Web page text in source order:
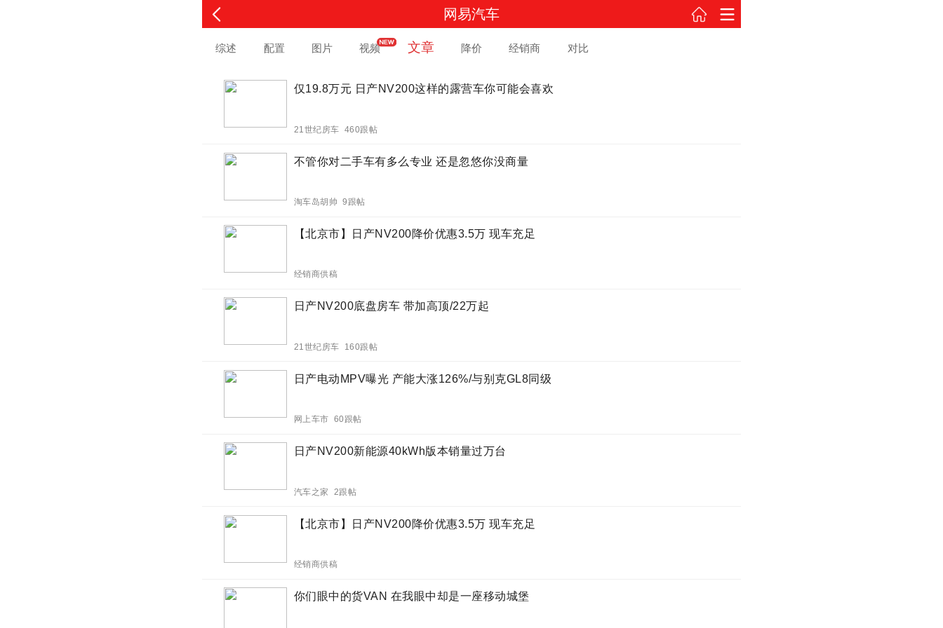
网易汽车
综述 配置 图片 视频 文章 降价 经销商 对比
仅19.8万元 日产NV200这样的露营车你可能会喜欢
21世纪房车 460跟帖
不管你对二手车有多么专业 还是忽悠你没商量
淘车岛胡帅 9跟帖
【北京市】日产NV200降价优惠3.5万 现车充足
经销商供稿
日产NV200底盘房车 带加高顶/22万起
21世纪房车 160跟帖
日产电动MPV曝光 产能大涨126%/与别克GL8同级
网上车市 60跟帖
日产NV200新能源40kWh版本销量过万台
汽车之家 2跟帖
【北京市】日产NV200降价优惠3.5万 现车充足
经销商供稿
你们眼中的货VAN 在我眼中却是一座移动城堡